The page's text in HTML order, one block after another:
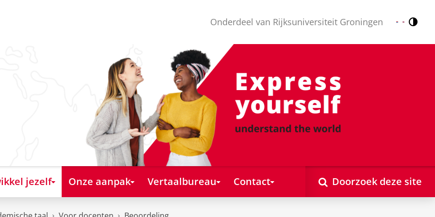
Onderdeel van Rijksuniversiteit Groningen Nederlands
English
jezelf Onze aanpak Vertaalbureau Contact Doorzoek deze site